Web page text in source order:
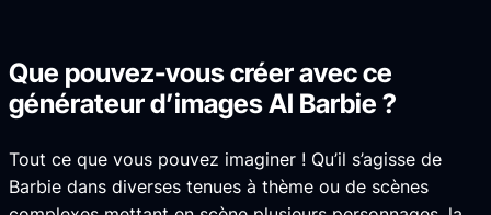
Que pouvez-vous créer avec ce
générateur d’images AI Barbie ?
Tout ce que vous pouvez imaginer ! Qu’il s’agisse de
Barbie dans diverses tenues à thème ou de scènes